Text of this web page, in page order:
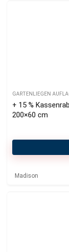
GARTENLIEGEN
+ 15 %
200×60 cm
Madison